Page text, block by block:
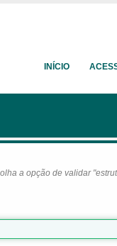
INÍCIO
a opção de validar